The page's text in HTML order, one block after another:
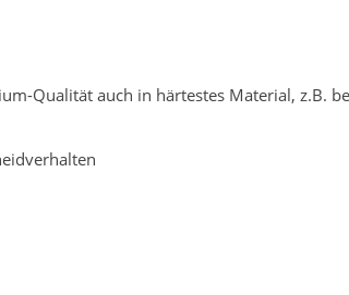
Qualität auch in härtestes Material, z.B.